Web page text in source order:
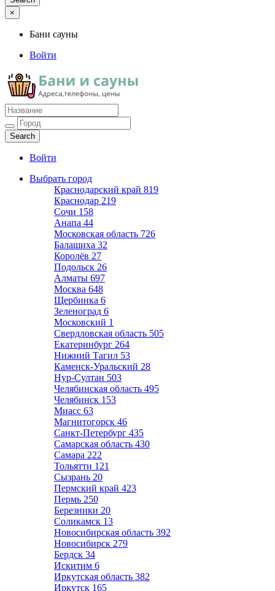
×
Бани сауны
Войти
Бани сауны
Адреса и телефоны
Войти
Выбрать город
Краснодарский край 819
Краснодар 219
Сочи 158
Анапа 44
Московская область 726
Балашиха 32
Королёв 27
Подольск 26
Алматы 697
Москва 648
Щербинка 6
Зеленоград 6
Московский 1
Свердловская область 505
Екатеринбург 264
Нижний Тагил 53
Каменск-Уральский 28
Нур-Султан 503
Челябинская область 495
Челябинск 153
Миасс 63
Магнитогорск 46
Санкт-Петербург 435
Самарская область 430
Самара 222
Тольятти 121
Сызрань 20
Пермский край 423
Пермь 250
Березники 20
Соликамск 13
Новосибирская область 392
Новосибирск 279
Бердск 34
Искитим 6
Иркутская область 382
Иркутск 165